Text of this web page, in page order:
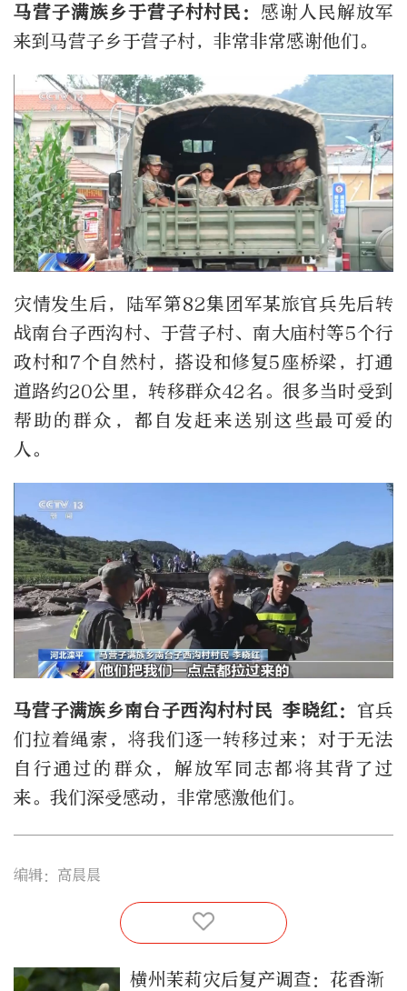
马营子满族乡于营子村村民： 感谢人民解放军
来到马营子乡于营子村，非常非常感谢他们。
灾情发生后，陆军第82集团军某旅官兵先后转
战南台子西沟村、于营子村、南大庙村等5个行
政村和7个自然村，搭设和修复5座桥梁，打通
道路约20公里，转移群众42名。很多当时受到
帮助的群众，都自发赶来送别这些最可爱的
人。
马营子满族乡南台子西沟村村民 李晓红： 官兵
们拉着绳索，将我们逐一转移过来；对于无法
自行通过的群众，解放军同志都将其背了过
来。我们深受感动，非常感激他们。
编辑：高晨晨
横州茉莉灾后复产调查：花香渐